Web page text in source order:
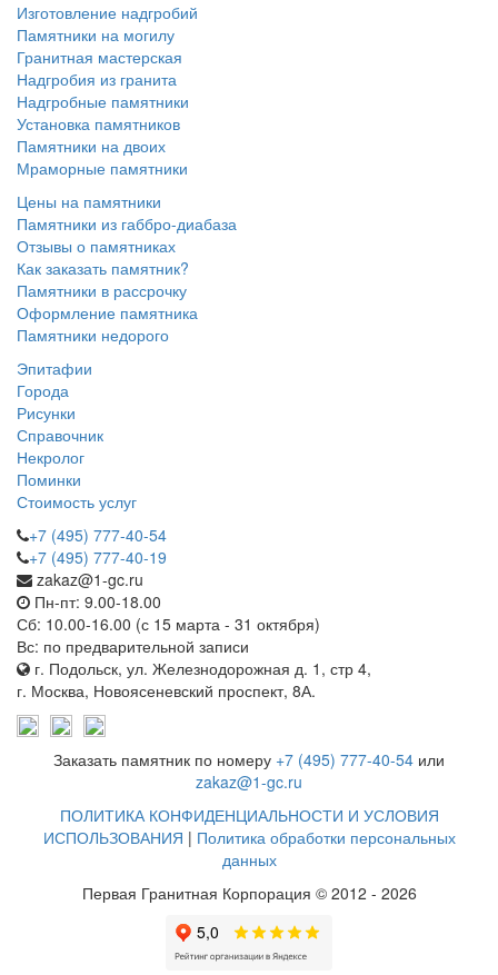
Изготовление надгробий
Памятники на могилу
Гранитная мастерская
Надгробия из гранита
Надгробные памятники
Установка памятников
Памятники на двоих
Мраморные памятники
Цены на памятники
Памятники из габбро-диабаза
Отзывы о памятниках
Как заказать памятник?
Памятники в рассрочку
Оформление памятника
Памятники недорого
Эпитафии
Города
Рисунки
Справочник
Некролог
Поминки
Стоимость услуг
+7 (495) 777-40-54
+7 (495) 777-40-19
zakaz@1-gc.ru
Пн-пт: 9.00-18.00
Сб: 10.00-16.00 (с 15 марта - 31 октября)
Вс: по предварительной записи
г. Подольск, ул. Железнодорожная д. 1, стр 4,
г. Москва, Новоясеневский проспект, 8А.
Заказать памятник по номеру +7 (495) 777-40-54 или
zakaz@1-gc.ru
ПОЛИТИКА КОНФИДЕНЦИАЛЬНОСТИ И УСЛОВИЯ
ИСПОЛЬЗОВАНИЯ | Политика обработки персональных
данных
Первая Гранитная Корпорация © 2012 - 2026